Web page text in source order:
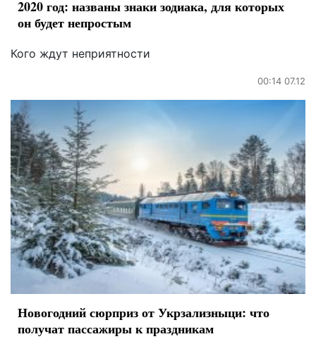
2020 год: названы знаки зодиака, для которых
он будет непростым
Кого ждут неприятности
00:14 07.12
Новогодний сюрприз от Укрзализныци: что
получат пассажиры к праздникам